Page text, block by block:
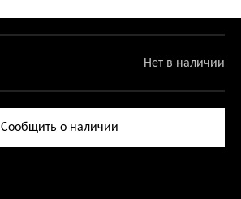
Нет в наличии
Сообщить о наличии